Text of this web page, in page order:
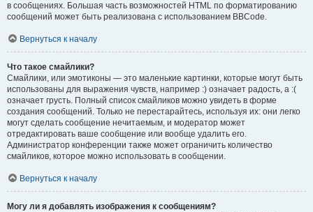
в сообщениях. Большая часть возможностей HTML по форматированию
сообщений может быть реализована с использованием BBCode.
Вернуться к началу
Что такое смайлики?
Смайлики, или эмотиконы — это маленькие картинки, которые могут быть
использованы для выражения чувств, например :) означает радость, а :(
означает грусть. Полный список смайликов можно увидеть в форме
создания сообщений. Только не перестарайтесь, используя их: они легко
могут сделать сообщение нечитаемым, и модератор может
отредактировать ваше сообщение или вообще удалить его.
Администратор конференции также может ограничить количество
смайликов, которое можно использовать в сообщении.
Вернуться к началу
Могу ли я добавлять изображения к сообщениям?